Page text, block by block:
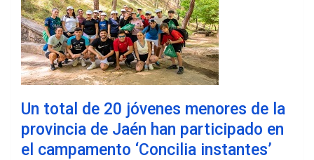
Un total de 20 jóvenes menores de la
provincia de Jaén han participado en
el campamento ‘Concilia instantes’